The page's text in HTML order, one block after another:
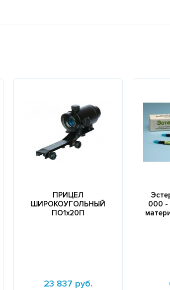
ПРИЦЕЛ
ШИРОКОУГОЛЬНЫЙ
ПО1х20П
23 837 руб.
000 -